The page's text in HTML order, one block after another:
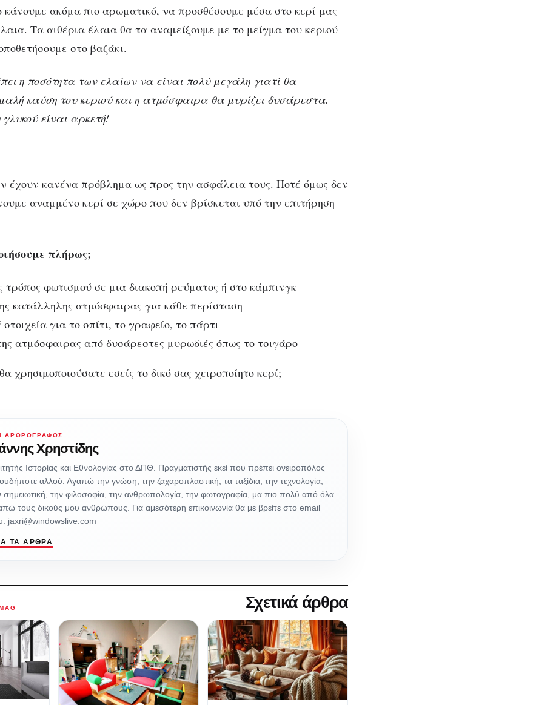
κάνουμε ακόμα πιο αρωματικό, να προσθέσουμε μέσα στο κερί μας
Τα αιθέρια έλαια θα τα αναμείξουμε με το μείγμα του κεριού
στο βαζάκι.
η ποσότητα των ελαίων να είναι πολύ μεγάλη γιατί θα
καύση του κεριού και η ατμόσφαιρα θα μυρίζει δυσάρεστα.
είναι αρκετή!
έχουν κανένα πρόβλημα ως προς την ασφάλεια τους. Ποτέ όμως δεν
αναμμένο κερί σε χώρο που δεν βρίσκεται υπό την επιτήρηση
πλήρως;
τρόπος φωτισμού σε μια διακοπή ρεύματος ή στο κάμπινγκ
κατάλληλης ατμόσφαιρας για κάθε περίσταση
για το σπίτι, το γραφείο, το πάρτι
ατμόσφαιρας από δυσάρεστες μυρωδιές όπως το τσιγάρο
χρησιμοποιούσατε εσείς το δικό σας χειροποίητο κερί;
ΑΡΘΡΟΓΡΆΦΟΣ
Χρηστίδης
Ιστορίας και Εθνολογίας στο ΔΠΘ. Πραγματιστής εκεί που πρέπει ονειροπόλος
αλλού. Αγαπώ την γνώση, την ζαχαροπλαστική, τα ταξίδια, την τεχνολογία,
σημειωτική, την φιλοσοφία, την ανθρωπολογία, την φωτογραφία, μα πιο πολύ από όλα
τους δικούς μου ανθρώπους. Για αμεσότερη επικοινωνία θα με βρείτε στο email
jaxri@windowslive.com
ΤΑ ΆΡΘΡΑ
Σχετικά άρθρα